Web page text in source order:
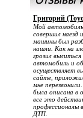
Григорий
Мой
совершил наезд
машины был
нашли. Как на
грозил
автомобиль и
осуществляет
сайте,
мне
была описана в
все это
профессионалы
ДТП.